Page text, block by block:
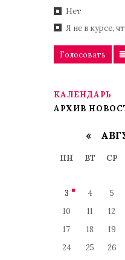
Нет
Я не в курсе,
Голосовать
КАЛЕНДАРЬ
АРХИВ
«
ПН ВТ СР
3
4 5
10
11 12
17
18 19
24
25 26